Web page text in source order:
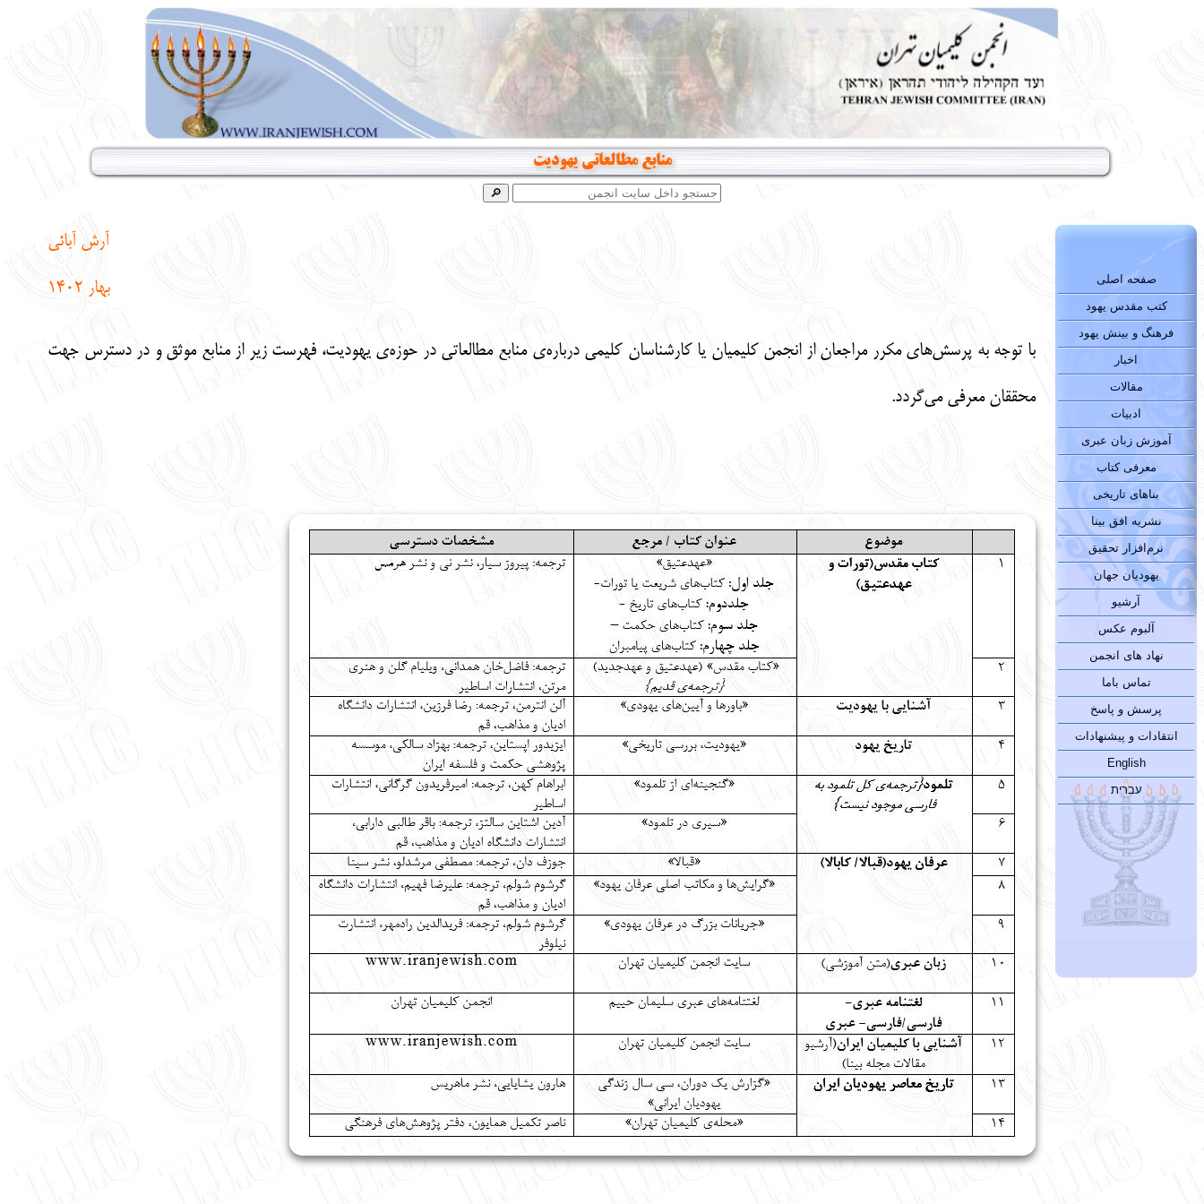
منابع مطالعاتی یهودیت
صفحه اصلی
کتب مقدس یهود
فرهنگ و بینش یهود
اخبار
مقالات
ادبیات
آموزش زبان عبری
معرفی کتاب
بناهای تاریخی
نشریه افق بینا
نرم‌افزار تحقیق
یهودیان جهان
آرشیو
آلبوم عکس
نهاد های انجمن
تماس باما
پرسش و پاسخ
انتقادات و پیشنهادات
English
עברית
آرش آبائی
بهار 1402
با توجه به پرسش‌های مکرر مراجعان از انجمن کلیمیان یا کارشناسان کلیمی درباره‌ی منابع مطالعاتی در حوزه‌ی یهودیت، فهرست زیر از منابع موثق و در دسترس جهت
محققان معرفی می‌گردد.